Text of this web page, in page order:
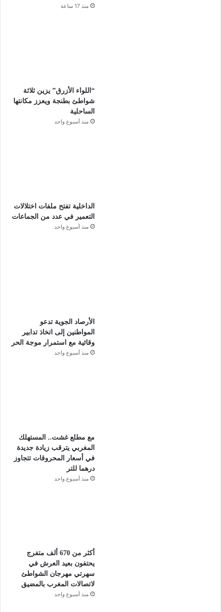
منذ 17 ساعة
“اللواء الأزرق” يزين ثلاثة
شواطئ بطنجة ويعزز مكانتها
الساحلية
منذ أسبوع واحد
الداخلية تفتح ملفات اختلالات
التعمير في عدد من الجماعات
منذ أسبوع واحد
الأرصاد الجوية تدعو
المواطنين إلى اتخاذ تدابير
وقائية مع استمرار موجة الحر
منذ أسبوع واحد
مع مطلع غشت.. المستهلك
المغربي يترقب زيادة جديدة
في أسعار المحروقات تتجاوز
درهما للتر
منذ أسبوع واحد
أكثر من 670 ألف متفرج
يحتفون بعيد العرش في
سهرتي مهرجان الشواطئ
لاتصالات المغرب بالمضيق
منذ أسبوع واحد